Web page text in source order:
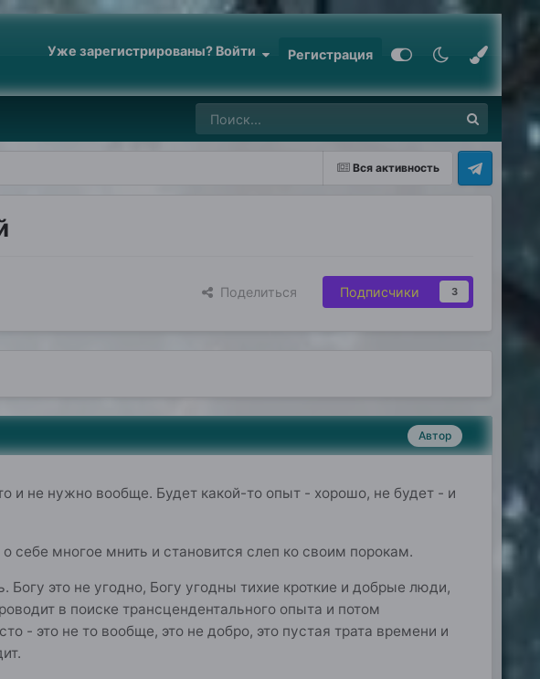
Уже зарегистрированы? Войти Регистрация
Вся активность
Поделиться Подписчики 3
Автор
и не нужно вообще. Будет какой-то опыт - хорошо, не будет - и
себе многое мнить и становится слеп ко своим порокам.
Богу это не угодно, Богу угодны тихие кроткие и добрые люди,
в поиске трансцендентального опыта и потом
- это не то вообще, это не добро, это пустая трата времени и